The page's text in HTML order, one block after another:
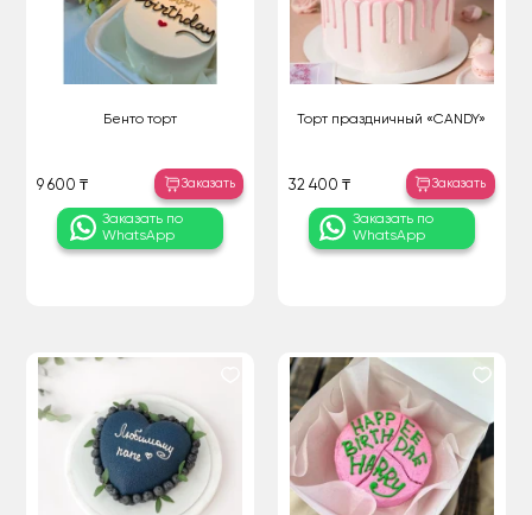
Бенто торт
9 600 ₸ Заказать
Заказать по
WhatsApp
Торт праздничный «CANDY»
32 400 ₸ Заказать
Заказать по
WhatsApp